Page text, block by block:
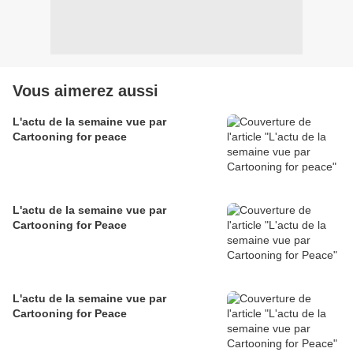
Vous aimerez aussi
L'actu de la semaine vue par
Cartooning for peace
L'actu de la semaine vue par
Cartooning for Peace
L'actu de la semaine vue par
Cartooning for Peace